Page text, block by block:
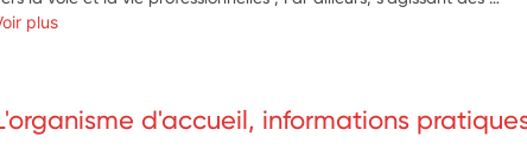
et des compétitions, l’intervention du volontaire se fera
plus
d'accueil, informations